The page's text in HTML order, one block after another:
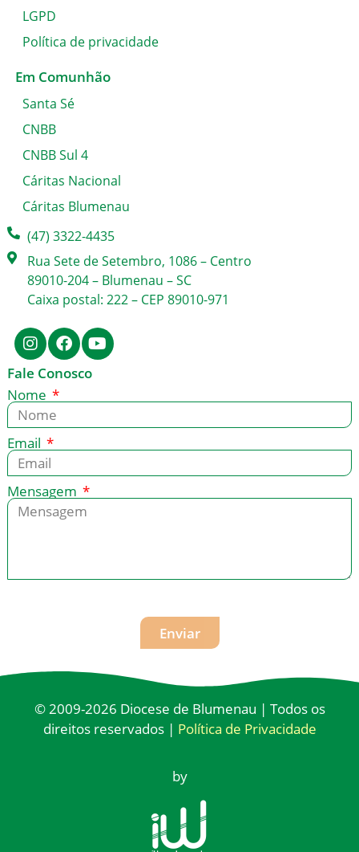
LGPD
Política de privacidade
Em Comunhão
Santa Sé
CNBB
CNBB Sul 4
Cáritas Nacional
Cáritas Blumenau
(47) 3322-4435
Rua Sete de Setembro, 1086 – Centro
89010-204 – Blumenau – SC
Caixa postal: 222 – CEP 89010-971
Fale Conosco
Nome
Email
Mensagem
Enviar
© 2009-2026 Diocese de Blumenau | Todos os
direitos reservados | Política de Privacidade
by